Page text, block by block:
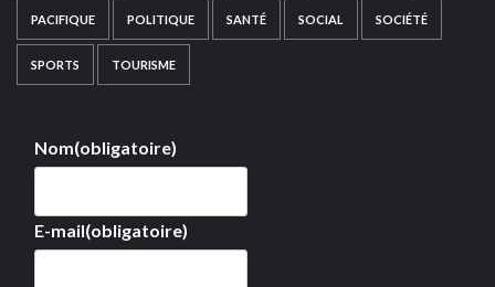
PACIFIQUE POLITIQUE SANTÉ SOCIAL SOCIÉTÉ
SPORTS TOURISME
Nom(obligatoire)
E-mail(obligatoire)